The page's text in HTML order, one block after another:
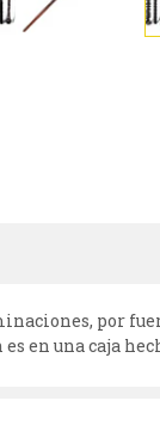
por
en una caja